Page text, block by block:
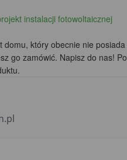
instalacji fotowoltaicznej
domu, który obecnie nie
go zamówić. Napisz do nas!